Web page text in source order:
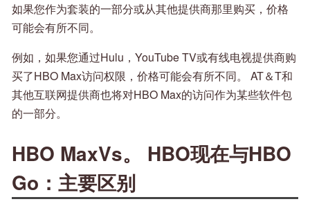
如果您作为套装的一部分或从其他提供商那里购买，价格
可能会有所不同。
例如，如果您通过Hulu，YouTube TV或有线电视提供商购
买了HBO Max访问权限，价格可能会有所不同。 AT＆T和
其他互联网提供商也将对HBO Max的访问作为某些软件包
的一部分。
HBO MaxVs。 HBO现在与HBO
Go：主要区别